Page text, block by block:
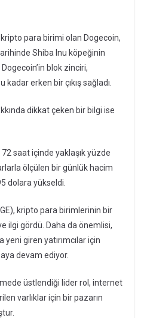
kripto para birimi olan Dogecoin,
Shiba Inu köpeğinin
blok zinciri,
kadar erken bir çıkış sağladı.
dikkat çeken bir bilgi ise
saat içinde yaklaşık yüzde
ölçülen bir günlük hacim
dolara yükseldi.
kripto para birimlerinin bir
ilgi gördü. Daha da önemlisi,
yeni giren yatırımcılar için
devam ediyor.
üstlendiği lider rol, internet
varlıklar için bir pazarın